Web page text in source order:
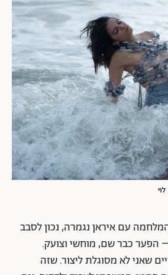
עם איראן נגמרה, נכון לסבב
– הפער כבר שם, מוחשי וצועק.
שאני לא מסוגלת ליצור. שזה